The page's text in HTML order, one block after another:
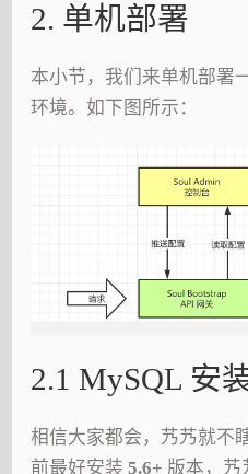
2. 单机部署
本小节，我们来单机部署
环境。如下图所示：
2.1 MySQL 安
相信大家都会，艿艿就不
前最好安装5.6+ 版本，艿